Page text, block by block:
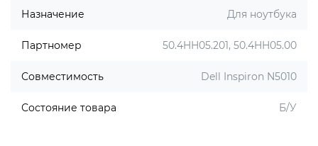
Назначение Для ноутбука
Партномер 50.4HH05.201, 50.4HH05.00
Совместимость Dell Inspiron N5010
Состояние товара Б/У